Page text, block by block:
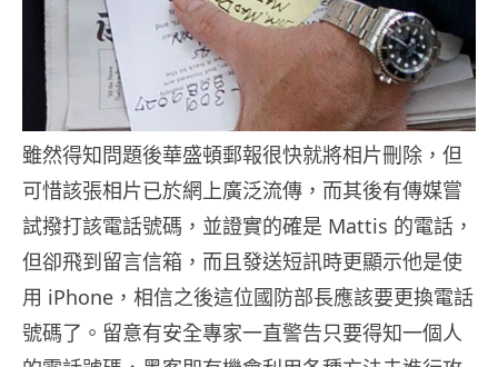
雖然得知問題後華盛頓郵報很快就將相片刪除，但
可惜該張相片已於網上廣泛流傳，而其後有傳媒嘗
試撥打該電話號碼，並證實的確是 Mattis 的電話，
但卻飛到留言信箱，而且發送短訊時更顯示他是使
用 iPhone，相信之後這位國防部長應該要更換電話
號碼了。留意有安全專家一直警告只要得知一個人